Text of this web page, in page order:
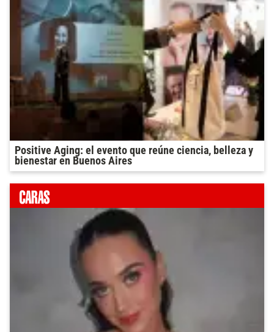
Positive Aging: el evento que reúne ciencia, belleza y
bienestar en Buenos Aires